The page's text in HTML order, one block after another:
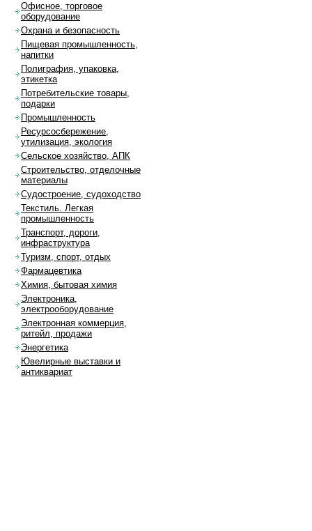
Офисное, торговое
оборудование
Охрана и безопасность
Пищевая промышленность,
напитки
Полиграфия, упаковка,
этикетка
Потребительские товары,
подарки
Промышленность
Ресурсосбережение,
утилизация, экология
Сельское хозяйство, АПК
Строительство, отделочные
материалы
Судостроение, судоходство
Текстиль. Легкая
промышленность
Транспорт, дороги,
инфраструктура
Туризм, спорт, отдых
Фармацевтика
Химия, бытовая химия
Электроника,
электрооборудование
Электронная коммерция,
ритейл, продажи
Энергетика
Ювелирные выставки и
антиквариат